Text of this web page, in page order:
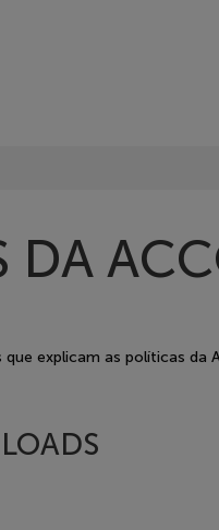
DA
explicam as políticas da